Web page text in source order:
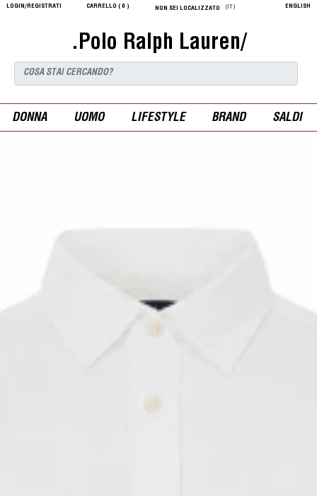
LOGIN/REGISTRATI CARRELLO ( 0 ) NON SEI LOCALIZZATO (IT) ENGLISH
.Polo Ralph Lauren/
DONNA UOMO LIFESTYLE BRAND SALDI